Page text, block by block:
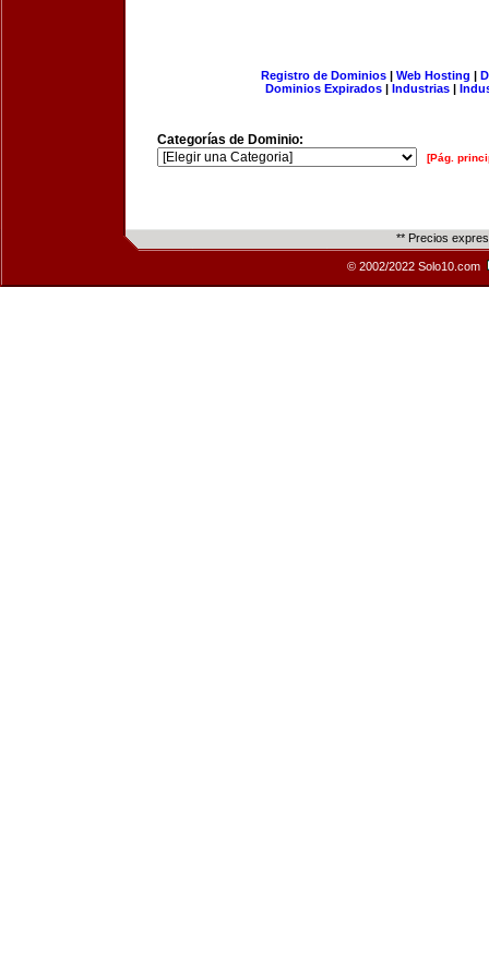
Registro de Dominios| Web Hosting |
Dominios Expirados | Industrias |
Categorías de Dominio:
[Pág.
** Precios
© 2002/2022 Solo10.com